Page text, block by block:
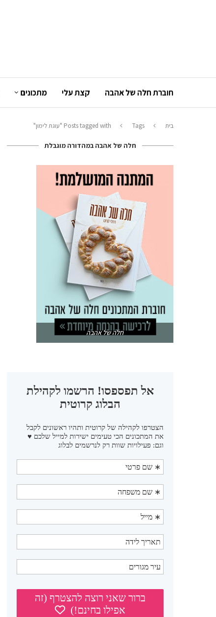
חוברת חלה של אהבה קצת עלי מתכונים
בית Tags Posts tagged with "עוגת לימון"
חלה של אהבה במהדורה מוגבלת
חלה של אהבה